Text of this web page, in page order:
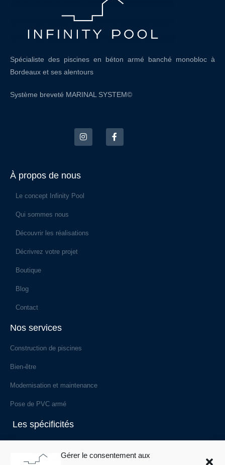
Gérer le consentement aux
Spécialiste des piscines en béton armé banché monobloc à
Bordeaux et ses alentours
Système breveté MARINAL SYSTEM©
À propos de nous
Le concept Infinity Pool
Qui sommes nous
Découvrir les réalisations
Décrivrez votre projet
Boutique
Blog
Contact
Nos services
Construction de piscines
Bien-être
Modernisation et maintenance
Pose de PVC armé
Les spécificités
Les modes de débordement